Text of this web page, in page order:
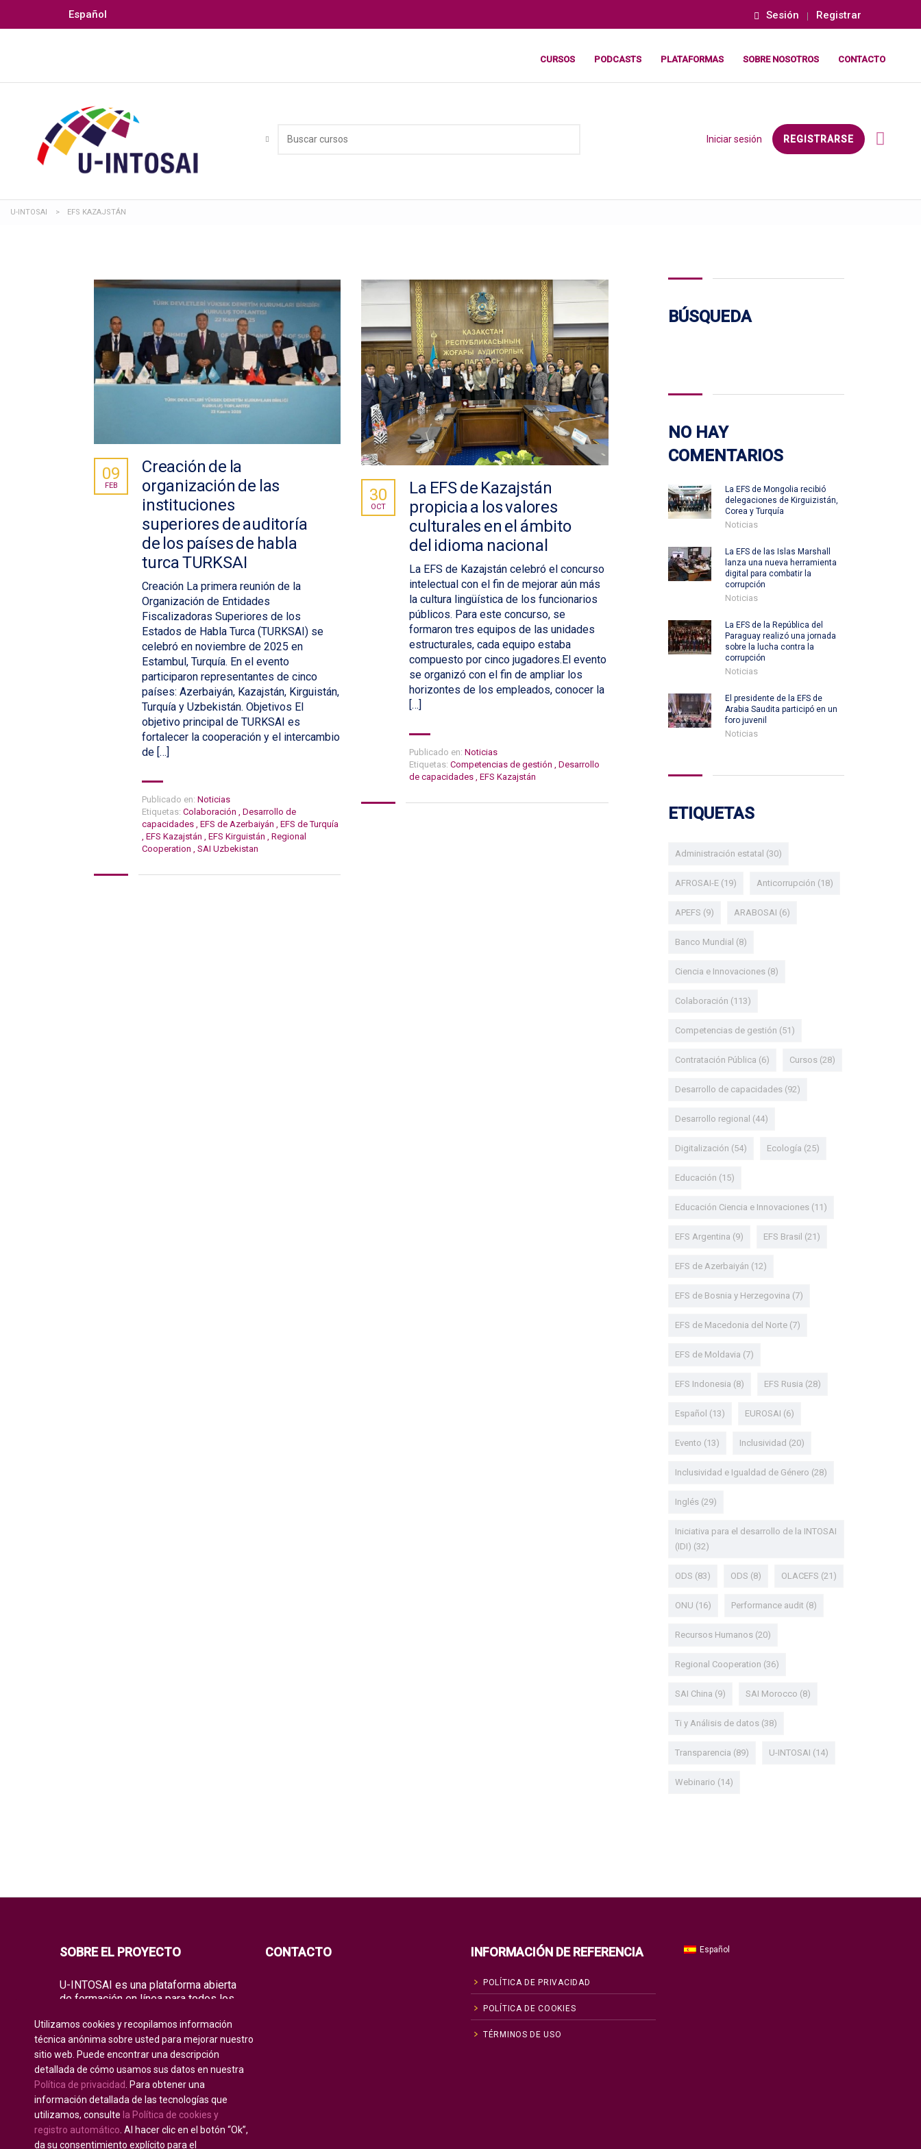
Español Sesión Registrar
CURSOS PODCASTS PLATAFORMAS SOBRE NOSOTROS CONTACTO
Iniciar sesión REGISTRARSE
U-INTOSAI > EFS KAZAJSTÁN
Creación de la
organización de las
instituciones
superiores de auditoría
de los países de habla
turca TURKSAI
09
FEB
Creación La primera reunión de la
Organización de Entidades
Fiscalizadoras Superiores de los
Estados de Habla Turca (TURKSAI) se
celebró en noviembre de 2025 en
Estambul, Turquía. En el evento
participaron representantes de cinco
países: Azerbaiyán, Kazajstán, Kirguistán,
Turquía y Uzbekistán. Objetivos El
objetivo principal de TURKSAI es
fortalecer la cooperación y el intercambio
de […]
Publicado en: Noticias
Etiquetas: Colaboración
Desarrollo de
capacidades EFS de Azerbaiyán
EFS de Turquía
EFS Kazajstán EFS Kirguistán
Regional
Cooperation
SAI Uzbekistan
La EFS de Kazajstán
propicia a los valores
culturales en el ámbito
del idioma nacional
30
OCT
La EFS de Kazajstán celebró el concurso
intelectual con el fin de mejorar aún más
la cultura lingüística de los funcionarios
públicos. Para este concurso, se
formaron tres equipos de las unidades
estructurales, cada equipo estaba
compuesto por cinco jugadores.El evento
se organizó con el fin de ampliar los
horizontes de los empleados, conocer la
[…]
Publicado en:Noticias
Etiquetas:Competencias de gestión
Desarrollo
de capacidades
EFS Kazajstán
BÚSQUEDA
NO HAY
COMENTARIOS
La EFS de Mongolia recibió
delegaciones de Kirguizistán,
Corea y Turquía
Noticias
La EFS de las Islas Marshall
lanza una nueva herramienta
digital para combatir la
corrupción
Noticias
La EFS de la República del
Paraguay realizó una jornada
sobre la lucha contra la
corrupción
Noticias
El presidente de la EFS de
Arabia Saudita participó en un
foro juvenil
Noticias
ETIQUETAS
Administración estatal (30)
AFROSAI-E(19) Anticorrupción (18)
APEFS (9) ARABOSAI (6)
Banco Mundial (8)
Ciencia e Innovaciones(8)
Colaboración (113)
Competencias de gestión (51)
Contratación Pública (6) Cursos(28)
Desarrollo de capacidades(92)
Desarrollo regional (44)
Digitalización (54) Ecología (25)
Educación (15)
Educación Ciencia e Innovaciones(11)
EFS Argentina (9) EFS Brasil (21)
EFS de Azerbaiyán (12)
EFS de Bosnia y Herzegovina (7)
EFS de Macedonia del Norte(7)
EFS de Moldavia (7)
EFS Indonesia (8) EFS Rusia (28)
Español (13) EUROSAI (6)
Evento (13) Inclusividad (20)
Inclusividad e Igualdad de Género (28)
Inglés(29)
Iniciativa para el desarrollo de la INTOSAI
(IDI) (32)
ODS (83) ODS (8) OLACEFS (21)
ONU (16) Performance audit (8)
Recursos Humanos(20)
Regional Cooperation (36)
SAI China (9) SAI Morocco (8)
Ti y Análisis de datos(38)
Transparencia (89) U-INTOSAI (14)
Webinario (14)
SOBRE EL PROYECTO
U-INTOSAI es una plataforma abierta
de formación en línea para todos los
como un espacio único para el
intercambio de experiencias y
conocimientos de vanguardia.
La Universidad ofrece a toda la
comunidad global de auditoría tanto
formatos educativos clásicos, como
los mejores proyectos de formación y
manuales prácticos de la INTOSAI,
integrando las iniciativas educativas
CONTACTO INFORMACIÓN DE REFERENCIA
POLÍTICA DE PRIVACIDAD
POLÍTICA DE COOKIES
TÉRMINOS DE USO
Español
Utilizamos cookies y recopilamos información
técnica anónima sobre usted para mejorar nuestro
sitio web. Puede encontrar una descripción
detallada de cómo usamos sus datos en nuestra
Política de privacidad
. Para obtener una
información detallada de las tecnologías que
utilizamos, consulte la Política de cookies y
registro automático . Al hacer clic en el botón “Ok”,
da su consentimiento explícito para el